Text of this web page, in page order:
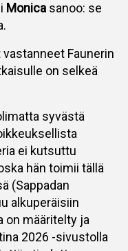
Monica sanoo: se
Faunerin
on selkeä
syvästä
ei kutsuttu
hän toimii tällä
(Sappadan
alkuperäisiin
on määritelty ja
2026 -sivustolla